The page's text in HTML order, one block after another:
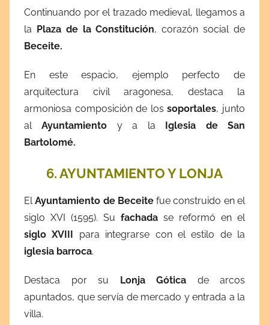
Continuando por el trazado medieval, llegamos a
la Plaza de la Constitución, corazón social de
Beceite.
En este espacio, ejemplo perfecto de
arquitectura civil aragonesa, destaca la
armoniosa composición de lossoportales, junto
alAyuntamiento y a la Iglesia de San
Bartolomé.
6. AYUNTAMIENTO Y LONJA
ElAyuntamiento de Beceitefue construido en el
siglo XVI (1595). Su fachada se reformó en el
siglo XVIII para integrarse con el estilo de la
iglesia barroca.
Destaca por su Lonja Gótica de arcos
apuntados, que servía de mercado y entrada a la
villa.